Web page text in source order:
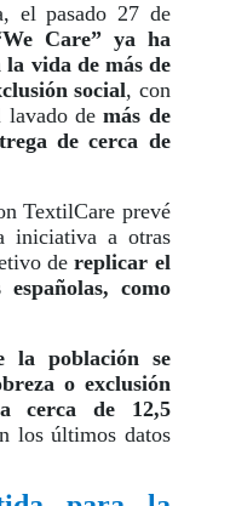
el pasado 27 de
Care” ya ha
vida de más de
social, con
lavado demás de
de cerca de
TextilCare prevé
iniciativa a otras
dereplicar el
como
la población se
o exclusión
cerca de 12,5
los últimos datos